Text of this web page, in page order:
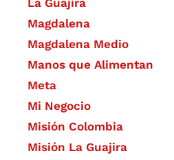
La Guajira
Magdalena
Magdalena Medio
Manos que Alimentan
Meta
Mi Negocio
Misión Colombia
Misión La Guajira